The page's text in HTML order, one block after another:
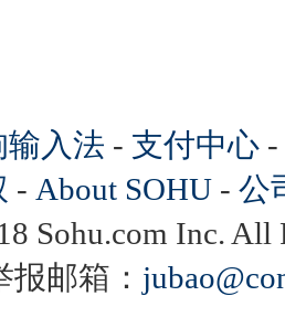
输入法 - 支付中心 -
- About SOHU - 公
Sohu.com Inc.
邮箱：